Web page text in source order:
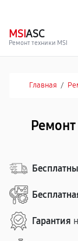
MSIASC
Ремонт техники MSI
Главная /
Гарантия